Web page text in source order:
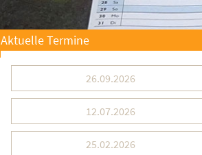
Aktuelle Termine
26.09.2026
12.07.2026
25.02.2026